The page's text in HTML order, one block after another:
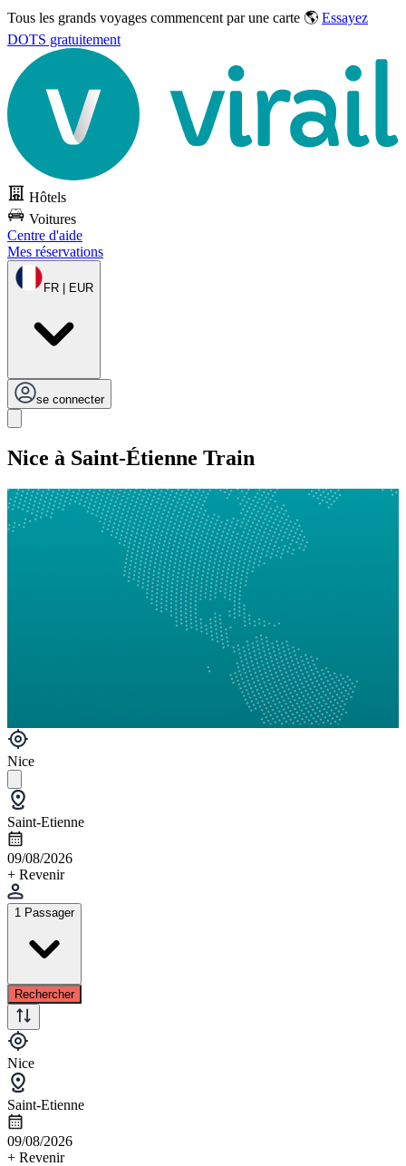
Tous les grands voyages commencent par une carte 🌎 Essayez
DOTS gratuitement
Hôtels
Voitures
Centre d'aide
Mes réservations
FR | EUR
se connecter
Nice à Saint-Étienne Train
Nice
Saint-Etienne
09/08/2026
+ Revenir
1 Passager
Rechercher
Nice
Saint-Etienne
09/08/2026
+ Revenir